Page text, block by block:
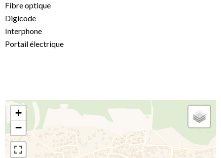
Fibre optique
Digicode
Interphone
Portail électrique
+
−